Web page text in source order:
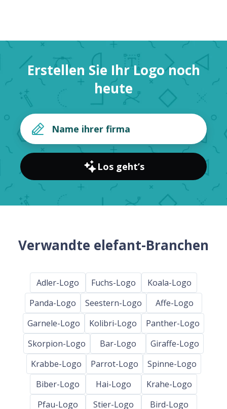
Erstellen Sie Ihr Logo noch
heute
Los geht’s
Verwandte elefant-Branchen
Adler-Logo Fuchs-Logo
Koala-Logo
Panda-Logo
Seestern-Logo
Affe-Logo
Garnele-Logo
Kolibri-Logo
Panther-Logo
Skorpion-Logo
Bar-Logo
Giraffe-Logo
Krabbe-Logo
Parrot-Logo
Spinne-Logo
Biber-Logo
Hai-Logo
Krahe-Logo
Pfau-Logo
Stier-Logo
Bird-Logo